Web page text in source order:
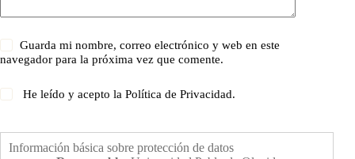
Guarda mi nombre, correo electrónico y web en este
navegador para la próxima vez que comente.
He leído y acepto laPolítica de Privacidad.
Información básica sobre protección de datos